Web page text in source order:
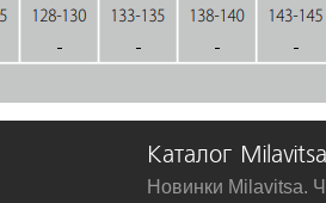
Каталог Milavitsa
Новинки Milavitsa.